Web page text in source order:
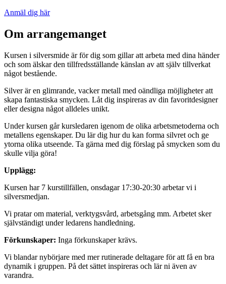
Anmäl dig här
Om arrangemanget
Kursen i silversmide är för dig som gillar att arbeta med dina händer
och som älskar den tillfredsställande känslan av att själv tillverkat
något bestående.
Silver är en glimrande, vacker metall med oändliga möjligheter att
skapa fantastiska smycken. Låt dig inspireras av din favoritdesigner
eller designa något alldeles unikt.
Under kursen går kursledaren igenom de olika arbetsmetoderna och
metallens egenskaper. Du lär dig hur du kan forma silvret och ge
ytorna olika utseende. Ta gärna med dig förslag på smycken som du
skulle vilja göra!
Upplägg:
Kursen har 7 kurstillfällen, onsdagar 17:30-20:30 arbetar vi i
silversmedjan.
Vi pratar om material, verktygsvård, arbetsgång mm. Arbetet sker
självständigt under ledarens handledning.
Förkunskaper: Inga förkunskaper krävs.
Vi blandar nybörjare med mer rutinerade deltagare för att få en bra
dynamik i gruppen. På det sättet inspireras och lär ni även av
varandra.